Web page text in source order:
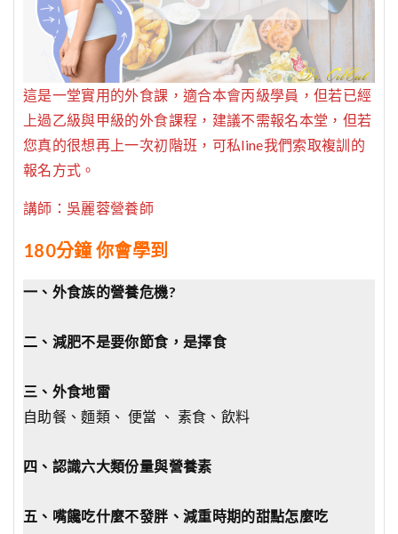
這是一堂實用的外食課，適合本會丙級學員，但若已經
上過乙級與甲級的外食課程，建議不需報名本堂，但若
您真的很想再上一次初階班，可私line我們索取複訓的
報名方式。
講師：吳麗蓉營養師
180分鐘 你會學到
一、外食族的營養危機?
二、減肥不是要你節食，是擇食
三、外食地雷
自助餐、麵類、 便當 、 素食、飲料
四、認識六大類份量與營養素
五、嘴饞吃什麼不發胖、減重時期的甜點怎麼吃